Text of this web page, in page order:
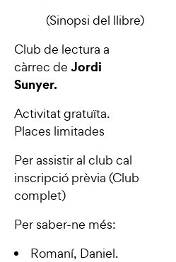
(Sinopsi del llibre)
Club de lectura a
càrrec de Jordi
Sunyer.
Activitat gratuïta.
Places limitades
Per assistir al club cal
inscripció prèvia (Club
complet)
Per saber-ne més:
Romaní, Daniel.